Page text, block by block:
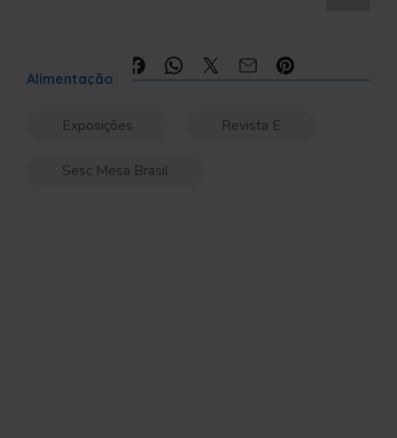
Alimentação
Exposições Revista E
Sesc Mesa Brasil